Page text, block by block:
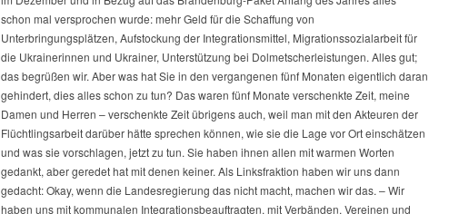
schon mal versprochen wurde: mehr Geld für die Schaffung von
Unterbringungsplätzen, Aufstockung der Integrationsmittel, Migrationssozialarbeit für
die Ukrainerinnen und Ukrainer, Unterstützung bei Dolmetscherleistungen. Alles gut;
das begrüßen wir. Aber was hat Sie in den vergangenen fünf Monaten eigentlich daran
gehindert, dies alles schon zu tun? Das waren fünf Monate verschenkte Zeit, meine
Damen und Herren – verschenkte Zeit übrigens auch, weil man mit den Akteuren der
Flüchtlingsarbeit darüber hätte sprechen können, wie sie die Lage vor Ort einschätzen
und was sie vorschlagen, jetzt zu tun. Sie haben ihnen allen mit warmen Worten
gedankt, aber geredet hat mit denen keiner. Als Linksfraktion haben wir uns dann
gedacht: Okay, wenn die Landesregierung das nicht macht, machen wir das. – Wir
haben uns mit kommunalen Integrationsbeauftragten, mit Verbänden, Vereinen und